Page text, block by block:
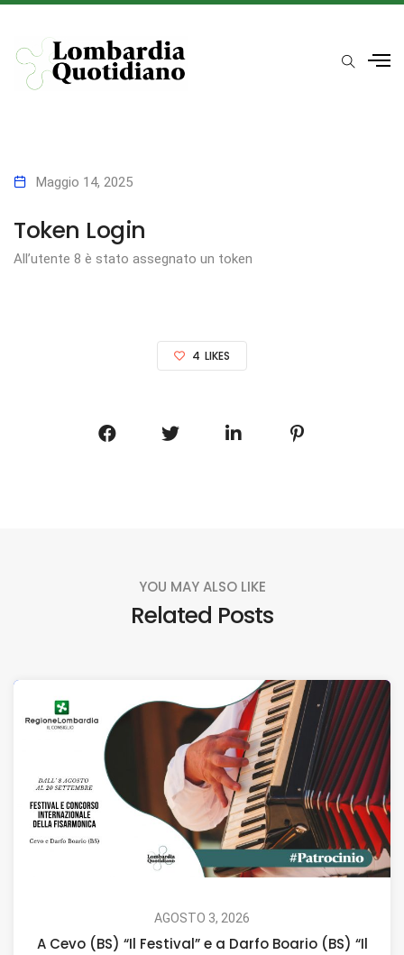
Maggio 14, 2025
Token Login
All’utente 8 è stato assegnato un token
4 LIKES
YOU MAY ALSO LIKE
Related Posts
AGOSTO 3, 2026
A Cevo (BS) “Il Festival” e a Darfo Boario (BS) “Il